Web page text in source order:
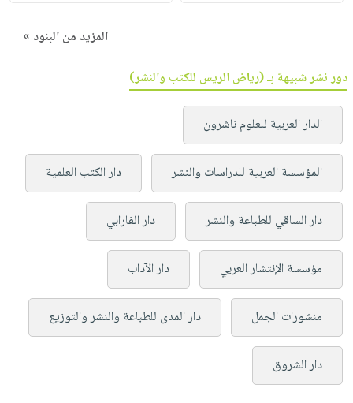
المزيد من البنود »
دور نشر شبيهة بـ (رياض الريس للكتب والنشر)
الدار العربية للعلوم ناشرون
المؤسسة العربية للدراسات والنشر دار الكتب العلمية
دار الساقي للطباعة والنشر دار الفارابي
مؤسسة الإنتشار العربي دار الآداب
منشورات الجمل دار المدى للطباعة والنشر والتوزيع
دار الشروق